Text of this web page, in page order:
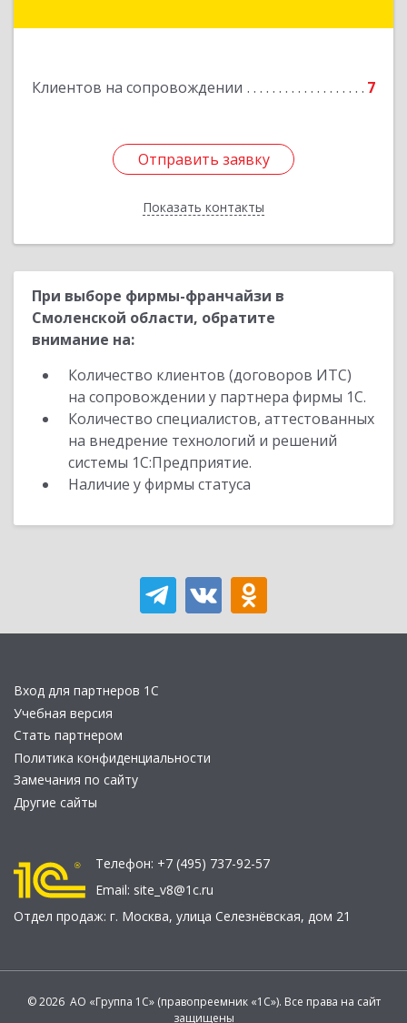
Клиентов на сопровождении 7
Отправить заявку
Показать контакты
Отправить заявку
Назад
При выборе фирмы-франчайзи в
Смоленской области, обратите
внимание на:
Количество клиентов (договоров ИТС)
на сопровождении у партнера фирмы 1С.
Количество специалистов, аттестованных
на внедрение технологий и решений
системы 1С:Предприятие.
Наличие у фирмы статуса
Вход для партнеров 1С
Учебная версия
Стать партнером
Политика конфиденциальности
Замечания по сайту
Другие сайты
Телефон: +7 (495) 737-92-57
Email: site_v8@1c.ru
Отдел продаж: г. Москва, улица Селезнёвская, дом 21
© 2026 АО «Группа 1С» (правопреемник «1С»). Все права на сайт
защищены